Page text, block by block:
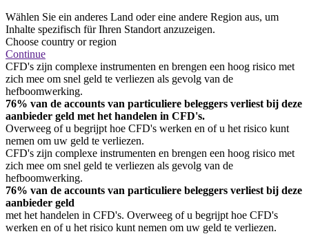
Wählen Sie ein anderes Land oder eine andere Region aus, um
Inhalte spezifisch für Ihren Standort anzuzeigen.
Choose country or region
Continue
CFD's zijn complexe instrumenten en brengen een hoog risico met
zich mee om snel geld te verliezen als gevolg van de
hefboomwerking.
76% van de accounts van particuliere beleggers verliest bij deze
aanbieder geld met het handelen in CFD's.
Overweeg of u begrijpt hoe CFD's werken en of u het risico kunt
nemen om uw geld te verliezen.
CFD's zijn complexe instrumenten en brengen een hoog risico met
zich mee om snel geld te verliezen als gevolg van de
hefboomwerking.
76% van de accounts van particuliere beleggers verliest bij deze
aanbieder geld
met het handelen in CFD's. Overweeg of u begrijpt hoe CFD's
werken en of u het risico kunt nemen om uw geld te verliezen.